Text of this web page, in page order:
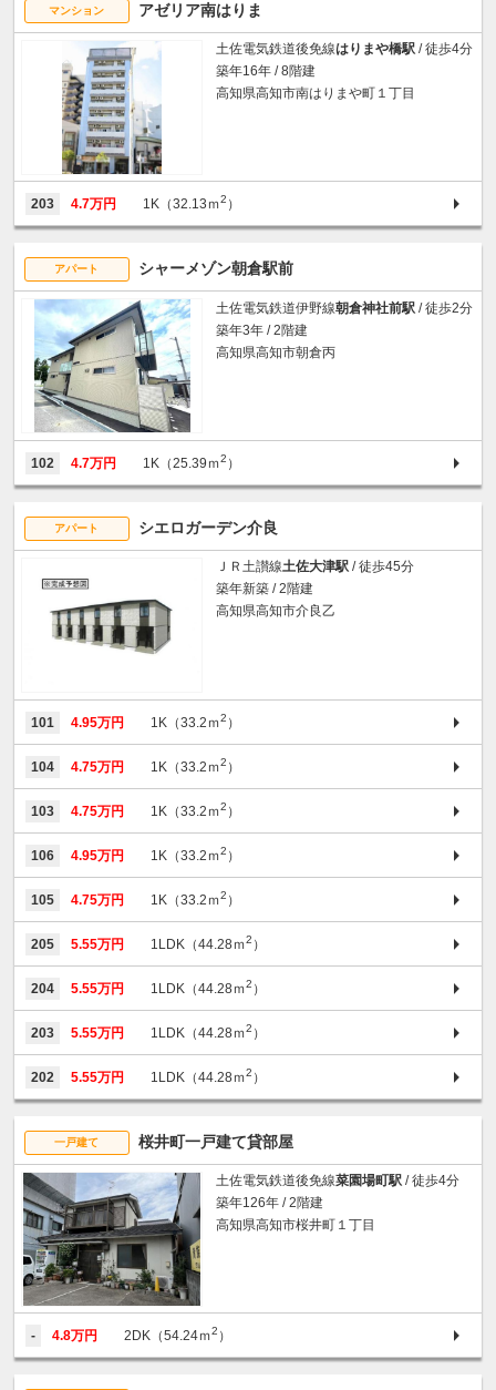
マンション アゼリア南はりま
土佐電気鉄道後免線はりまや橋駅 / 徒歩4分
築年16年 / 8階建
高知県高知市南はりまや町１丁目
203 4.7万円 1K（32.13ｍ2 ）
アパート シャーメゾン朝倉駅前
土佐電気鉄道伊野線朝倉神社前駅 / 徒歩2分
築年3年 / 2階建
高知県高知市朝倉丙
102 4.7万円 1K（25.39ｍ2 ）
アパート シエロガーデン介良
ＪＲ土讃線土佐大津駅 / 徒歩45分
築年新築 / 2階建
高知県高知市介良乙
101 4.95万円 1K（33.2ｍ2 ）
104 4.75万円 1K（33.2ｍ2 ）
103 4.75万円 1K（33.2ｍ2 ）
106 4.95万円 1K（33.2ｍ2 ）
105 4.75万円 1K（33.2ｍ2 ）
205 5.55万円 1LDK（44.28ｍ2 ）
204 5.55万円 1LDK（44.28ｍ2 ）
203 5.55万円 1LDK（44.28ｍ2 ）
202 5.55万円 1LDK（44.28ｍ2 ）
一戸建て 桜井町一戸建て貸部屋
土佐電気鉄道後免線菜園場町駅 / 徒歩4分
築年126年 / 2階建
高知県高知市桜井町１丁目
- 4.8万円 2DK（54.24ｍ2 ）